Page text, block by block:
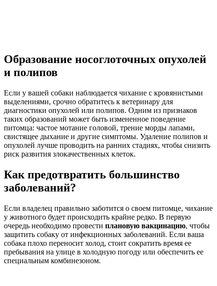
Образование носоглоточных опухолей
и полипов
Если у вашей собаки наблюдается чихание с кровянистыми
выделениями, срочно обратитесь к ветеринару для
диагностики опухолей или полипов. Одним из признаков
таких образований может быть измененное поведение
питомца: частое мотание головой, трение морды лапами,
свистящее дыхание и другие симптомы. Удаление полипов и
опухолей лучше проводить на ранних стадиях, чтобы снизить
риск развития злокачественных клеток.
Как предотвратить большинство
заболеваний?
Если владелец правильно заботится о своем питомце, чихание
у животного будет происходить крайне редко. В первую
очередь необходимо провести плановую вакцинацию, чтобы
защитить собаку от инфекционных заболеваний. Если ваша
собака плохо переносит холод, стоит сократить время ее
пребывания на улице в холодную погоду или обеспечить ее
специальным комбинезоном.